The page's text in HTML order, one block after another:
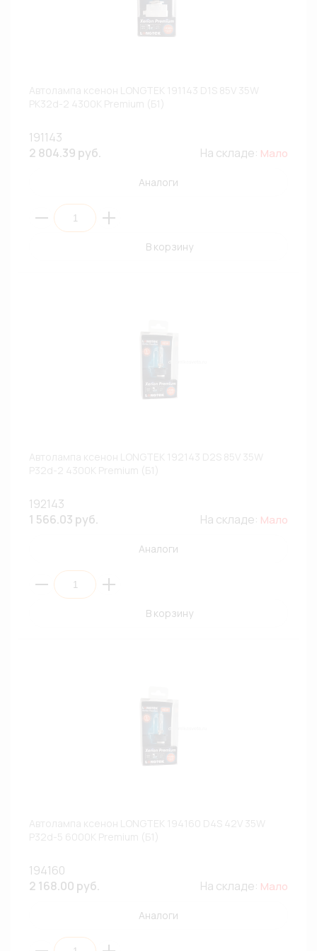
191143
2 804.39 руб.
На складе: Мало
Аналоги
В корзину
192143
1 566.03 руб.
На складе: Мало
Аналоги
В корзину
194160
2 168.00 руб.
На складе: Мало
Аналоги